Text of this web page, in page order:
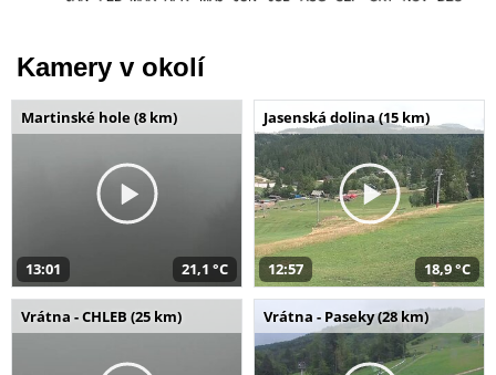
Kamery v okolí
Martinské hole (8 km)
13:01 21,1 °C
Jasenská dolina (15 km)
12:57 18,9 °C
Vrátna - CHLEB (25 km) Vrátna - Paseky (28 km)